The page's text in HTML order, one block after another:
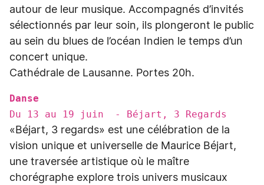
autour de leur musique. Accompagnés d’invités
sélectionnés par leur soin, ils plongeront le public
au sein du blues de l’océan Indien le temps d’un
concert unique.
Cathédrale de Lausanne. Portes 20h.
Danse
Du 13 au 19 juin - Béjart, 3 Regards
«Béjart, 3 regards» est une célébration de la
vision unique et universelle de Maurice Béjart,
une traversée artistique où le maître
chorégraphe explore trois univers musicaux